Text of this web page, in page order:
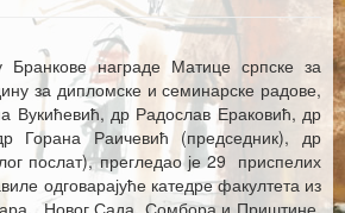
награде Матице српске за
за дипломске и семинарске радове,
Вукићевић, др Радослав Ераковић, др
Горана Раичевић (председник), др
послат), прегледао је 29 приспелих
одговарајуће катедре факултета из
Новог Сада, Сомбора и Приштине,